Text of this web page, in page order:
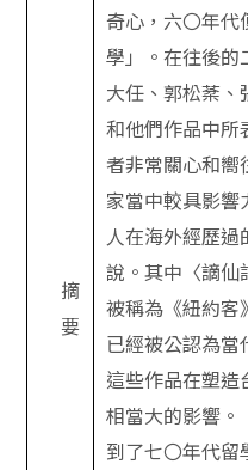
摘
要
奇心，六〇年代
學」。在往後的
大任、郭松棻
和他們作品中所
者非常關心和嚮
家當中較具影響
人在海外經歷
說。其中〈謫仙
被稱為《紐約客
已經被公認為當
這些作品在塑造
相當大的影響。
到了七〇年代留